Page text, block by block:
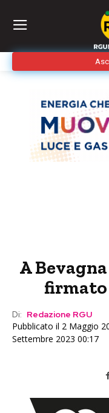
A
Di: Redazione RGU
Pubblicato il 2 Maggio
Settembre 2023 00:17